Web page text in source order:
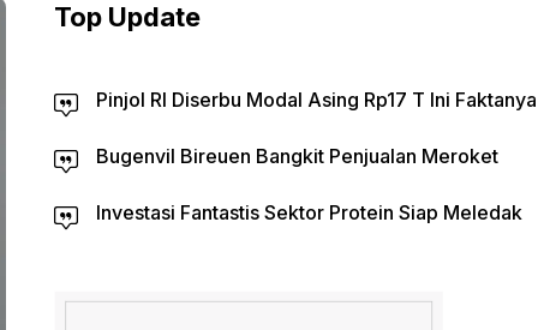
Top Update
Pinjol RI Diserbu Modal Asing Rp17 T Ini Faktanya
Bugenvil Bireuen Bangkit Penjualan Meroket
Investasi Fantastis Sektor Protein Siap Meledak